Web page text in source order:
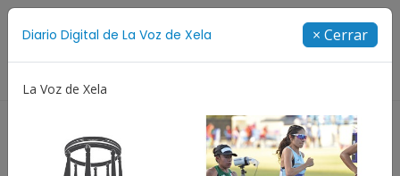
Diario Digital de La Voz de Xela × Cerrar
La Voz de Xela